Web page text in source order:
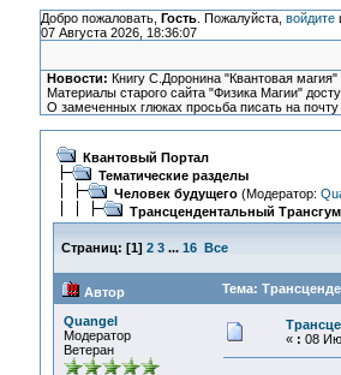
Добро пожаловать, Гость. Пожалуйста, войдите
07 Августа 2026, 18:36:07
Новости: Книгу С.Доронина "Квантовая
Материалы старого сайта "Физика Магии"
О замеченных глюках просьба писать на
Квантовый Портал
Тематические разделы
Человек будущего(Модератор:
Трансцендентальный
Страниц: [1] 2 3 ... 16 Все
Автор Тема:
Quangel
Модератор
Ветеран
« : 08